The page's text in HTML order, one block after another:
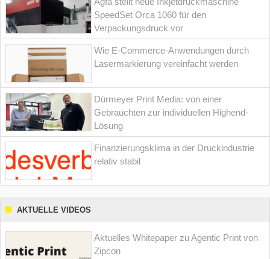
SpeedSet Orca 1060 für den
Verpackungsdruck vor
Wie E-Commerce-Anwendungen durch
Lasermarkierung vereinfacht werden
Dürmeyer Print Media: von einer
Gebrauchten zur individuellen Highend-
Lösung
Finanzierungsklima in der Druckindustrie
relativ stabil
AKTUELLE VIDEOS
Aktuelles Whitepaper zu Agentic Print von
Zipcon